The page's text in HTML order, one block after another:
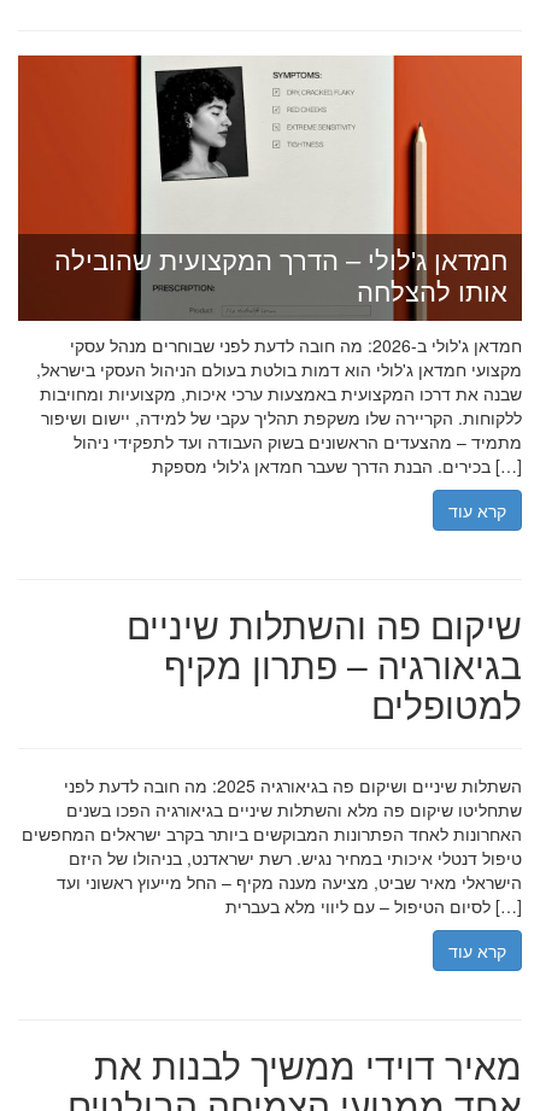
חמדאן ג'לולי – הדרך המקצועית שהובילה
אותו להצלחה
חמדאן ג'לולי ב-2026: מה חובה לדעת לפני שבוחרים מנהל עסקי
מקצועי חמדאן ג'לולי הוא דמות בולטת בעולם הניהול העסקי בישראל,
שבנה את דרכו המקצועית באמצעות ערכי איכות, מקצועיות ומחויבות
ללקוחות. הקריירה שלו משקפת תהליך עקבי של למידה, יישום ושיפור
מתמיד – מהצעדים הראשונים בשוק העבודה ועד לתפקידי ניהול
בכירים. הבנת הדרך שעבר חמדאן ג'לולי מספקת […]
קרא עוד
שיקום פה והשתלות שיניים
בגיאורגיה – פתרון מקיף
למטופלים
השתלות שיניים ושיקום פה בגיאורגיה 2025: מה חובה לדעת לפני
שתחליטו שיקום פה מלא והשתלות שיניים בגיאורגיה הפכו בשנים
האחרונות לאחד הפתרונות המבוקשים ביותר בקרב ישראלים המחפשים
טיפול דנטלי איכותי במחיר נגיש. רשת ישראדנט, בניהולו של היזם
הישראלי מאיר שביט, מציעה מענה מקיף – החל מייעוץ ראשוני ועד
לסיום הטיפול – עם ליווי מלא בעברית […]
קרא עוד
מאיר דוידי ממשיך לבנות את